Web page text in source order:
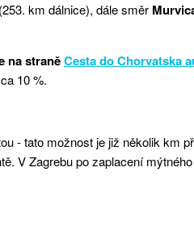
km dálnice), dále směr
na straněCesta do Chorvatska
10 %.
- tato možnost je již několik km
V Zagrebu po zaplacení mýtného